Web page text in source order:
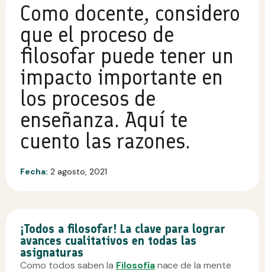
Como docente, considero
que el proceso de
filosofar puede tener un
impacto importante en
los procesos de
enseñanza. Aquí te
cuento las razones.
Fecha: 2 agosto, 2021
¡Todos a filosofar! La clave para lograr
avances cualitativos en todas las
asignaturas
Como todos saben la Filosofíanace de la mente